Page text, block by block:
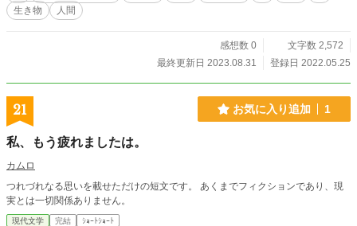
生き物
人間
感想数 0
文字数 2,572
最終更新日 2023.08.31
登録日 2022.05.25
21 お気に入り追加 1
私、もう疲れましたは。
カムロ
つれづれなる思いを載せただけの短文です。 あくまでフィクションであり、現
実とは一切関係ありません。
現代文学 完結 ｼｮｰﾄｼｮｰﾄ